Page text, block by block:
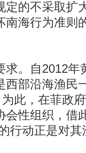
定的不采取扩
南海行为准则
。自2012年
西部沿海渔民
此，在菲政
性组织，借
行动正是对